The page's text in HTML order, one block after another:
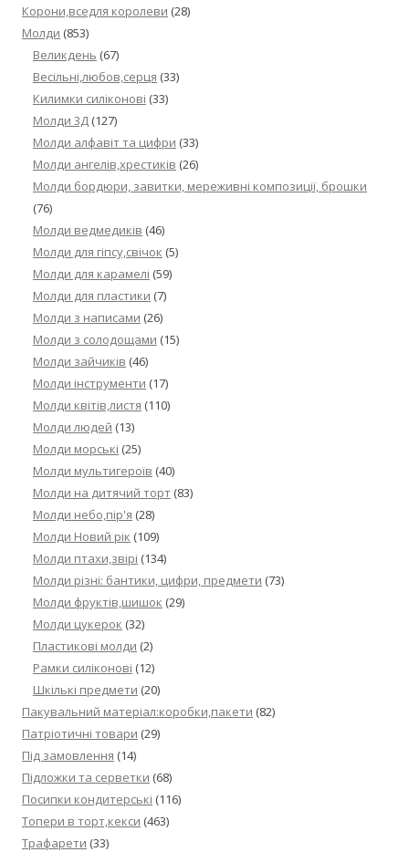
Корони,вседля королеви (28)
Молди (853)
Великдень (67)
Весільні,любов,серця (33)
Килимки силіконові (33)
Молди 3Д (127)
Молди алфавіт та цифри (33)
Молди ангелів,хрестиків (26)
Молди бордюри, завитки, мереживні композиції, брошки
(76)
Молди ведмедиків (46)
Молди для гіпсу,свічок (5)
Молди для карамелі (59)
Молди для пластики (7)
Молди з написами (26)
Молди з солодощами (15)
Молди зайчиків (46)
Молди інструменти (17)
Молди квітів,листя (110)
Молди людей (13)
Молди морські (25)
Молди мультигероїв (40)
Молди на дитячий торт (83)
Молди небо,пір'я (28)
Молди Новий рік (109)
Молди птахи,звірі (134)
Молди різні: бантики, цифри, предмети (73)
Молди фруктів,шишок (29)
Молди цукерок (32)
Пластикові молди (2)
Рамки силіконові (12)
Шкількі предмети (20)
Пакувальний матеріал:коробки,пакети (82)
Патріотичні товари (29)
Під замовлення (14)
Підложки та серветки (68)
Посипки кондитерські (116)
Топери в торт,кекси (463)
Трафарети (33)